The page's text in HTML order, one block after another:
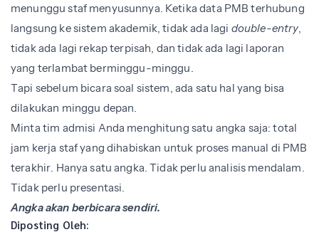
menunggu staf menyusunnya. Ketika data PMB terhubung
langsung ke sistem akademik, tidak ada lagi double-entry,
tidak ada lagi rekap terpisah, dan tidak ada lagi laporan
yang terlambat berminggu-minggu.
Tapi sebelum bicara soal sistem, ada satu hal yang bisa
dilakukan minggu depan.
Minta tim admisi Anda menghitung satu angka saja: total
jam kerja staf yang dihabiskan untuk proses manual di PMB
terakhir. Hanya satu angka. Tidak perlu analisis mendalam.
Tidak perlu presentasi.
Angka akan berbicara sendiri.
Diposting Oleh: